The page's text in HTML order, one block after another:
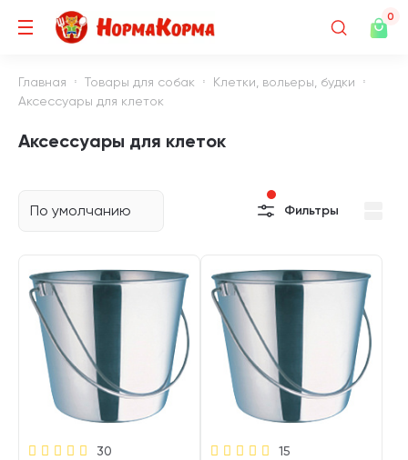
0
Главная Товары для собак
Клетки, вольеры, будки
Аксессуары для клеток
Аксессуары для клеток
По умолчанию Фильтры
30 15